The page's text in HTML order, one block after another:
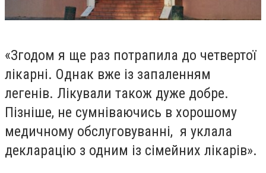
«Згодом я ще раз потрапила до четвертої
лікарні. Однак вже із запаленням
легенів. Лікували також дуже добре.
Пізніше, не сумніваючись в хорошому
медичному обслуговуванні, я уклала
декларацію з одним із сімейних лікарів».